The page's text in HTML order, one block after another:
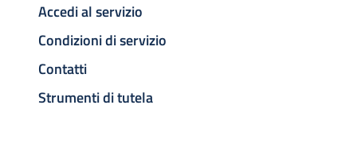
Accedi al servizio
Condizioni di servizio
Contatti
Strumenti di tutela